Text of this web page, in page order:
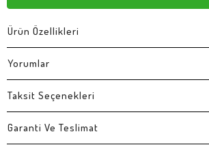
Ürün Özellikleri
Yorumlar
Taksit Seçenekleri
Garanti Ve Teslimat